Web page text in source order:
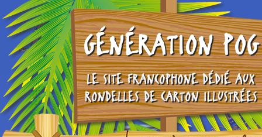
GÉNÉRATION POG
LE SITE FRANCOPHONE DÉDIÉ AUX
RONDELLES DE CARTON ILLUSTRÉES